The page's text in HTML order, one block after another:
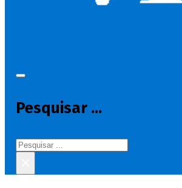
Pesquisar ...
Pesquisar